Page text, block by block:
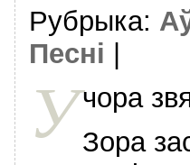
Рубрыка:
Песні
Учора
Зора